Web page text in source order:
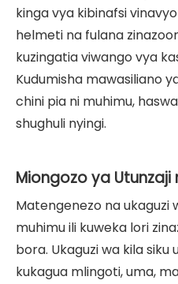
kinga vya kibinafsi
helmeti na fulana
kuzingatia viwango vya
Kudumisha mawasiliano
chini pia ni muhimu,
shughuli nyingi.
Miongozo ya Utunzaji
Matengenezo na ukaguzi
muhimu ili kuweka lori
bora. Ukaguzi wa kila siku
kukagua mlingoti, uma,